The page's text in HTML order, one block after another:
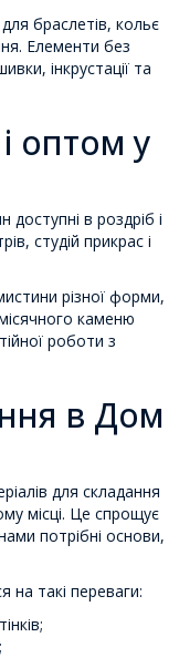
браслетів, кольє
Елементи без
інкрустації та
оптом у
доступні в роздріб і
студій прикрас і
різної форми,
каменю
роботи з
в Дом
для складання
місці. Це спрощує
потрібні основи,
на такі переваги: